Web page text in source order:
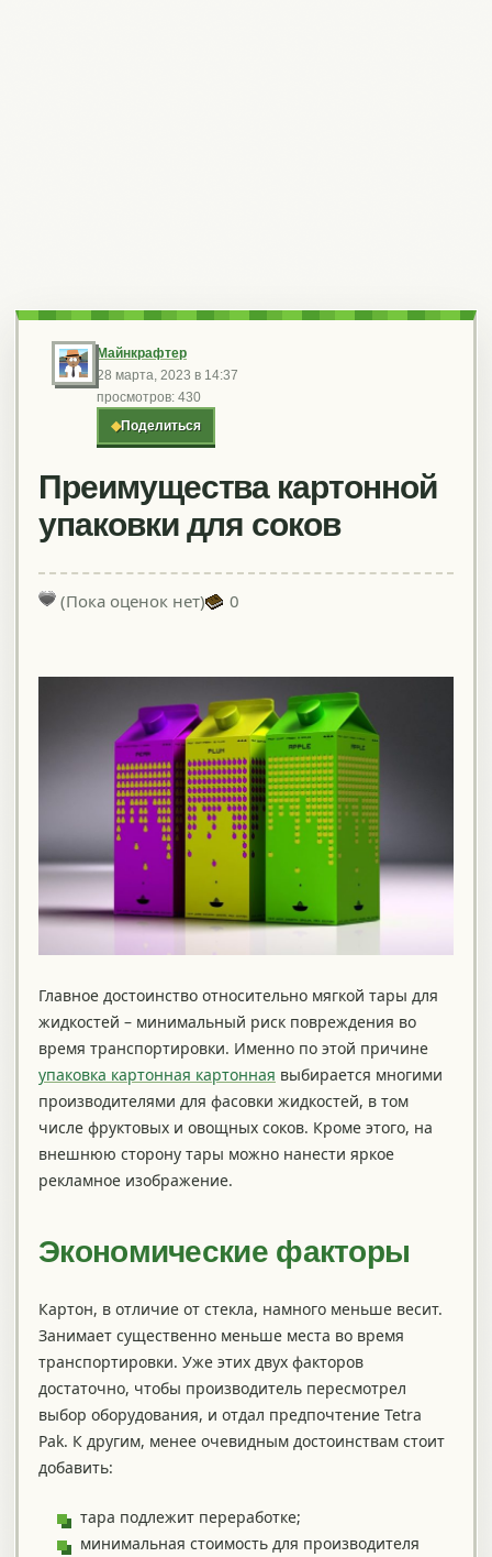
Майнкрафтер
28 марта, 2023 в 14:37
просмотров: 430
◆Поделиться
Преимущества картонной
упаковки для соков
(Пока оценок нет) 0
Главное достоинство относительно мягкой тары для
жидкостей – минимальный риск повреждения во
время транспортировки. Именно по этой причине
упаковка картонная картонная выбирается многими
производителями для фасовки жидкостей, в том
числе фруктовых и овощных соков. Кроме этого, на
внешнюю сторону тары можно нанести яркое
рекламное изображение.
Экономические факторы
Картон, в отличие от стекла, намного меньше весит.
Занимает существенно меньше места во время
транспортировки. Уже этих двух факторов
достаточно, чтобы производитель пересмотрел
выбор оборудования, и отдал предпочтение Tetra
Pak. К другим, менее очевидным достоинствам стоит
добавить:
тара подлежит переработке;
минимальная стоимость для производителя